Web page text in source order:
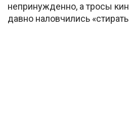
непринужденно, а тросы
давно наловчились